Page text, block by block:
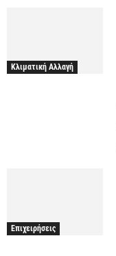
Κλιματική Αλλαγή
Επιχειρήσεις